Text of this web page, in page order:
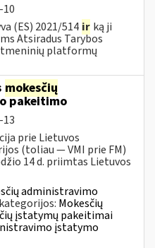
10
(ES) 2021/514 ir ką ji
Atsiradus Tarybos
platformų
mokesčių
pakeitimo
13
prie Lietuvos
(toliau — VMI prie FM)
14 d. priimtas Lietuvos
administravimo
Mokesčių
įstatymų pakeitimai
įstatymo